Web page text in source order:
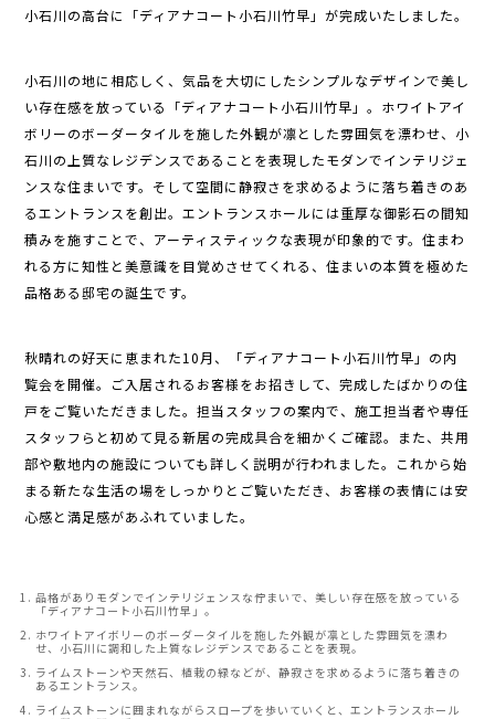
小石川の高台に「ディアナコート小石川竹早」が完成いたしました。
小石川の地に相応しく、気品を大切にしたシンプルなデザインで美し
い存在感を放っている「ディアナコート小石川竹早」。ホワイトアイ
ボリーのボーダータイルを施した外観が凛とした雰囲気を漂わせ、小
石川の上質なレジデンスであることを表現したモダンでインテリジェ
ンスな住まいです。そして空間に静寂さを求めるように落ち着きのあ
るエントランスを創出。エントランスホールには重厚な御影石の間知
積みを施すことで、アーティスティックな表現が印象的です。住まわ
れる方に知性と美意識を目覚めさせてくれる、住まいの本質を極めた
品格ある邸宅の誕生です。
秋晴れの好天に恵まれた10月、「ディアナコート小石川竹早」の内
覧会を開催。ご入居されるお客様をお招きして、完成したばかりの住
戸をご覧いただきました。担当スタッフの案内で、施工担当者や専任
スタッフらと初めて見る新居の完成具合を細かくご確認。また、共用
部や敷地内の施設についても詳しく説明が行われました。これから始
まる新たな生活の場をしっかりとご覧いただき、お客様の表情には安
心感と満足感があふれていました。
品格がありモダンでインテリジェンスな佇まいで、美しい存在感を放っている
「ディアナコート小石川竹早」。
ホワイトアイボリーのボーダータイルを施した外観が凛とした雰囲気を漂わ
せ、小石川に調和した上質なレジデンスであることを表現。
ライムストーンや天然石、植栽の緑などが、静寂さを求めるように落ち着きの
あるエントランス。
ライムストーンに囲まれながらスロープを歩いていくと、エントランスホール